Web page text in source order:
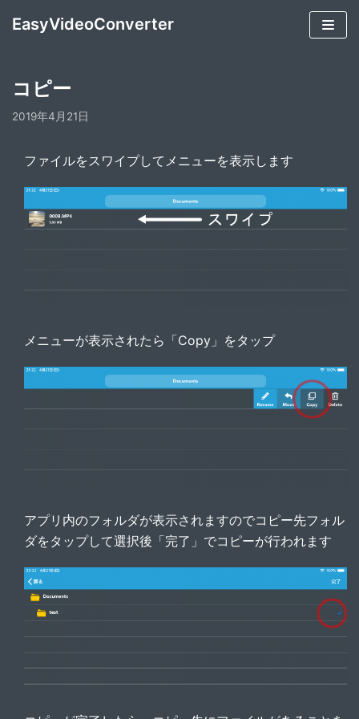
コ
ン
へ
キ
ッ
プ
EasyVideoConverter
コピー
2019年4月21日
ファイルをスワイプしてメニューを表示します
メニューが表示されたら「Copy」をタップ
アプリ内のフォルダが表示されますのでコピー先フォル
ダをタップして選択後「完了」でコピーが行われます